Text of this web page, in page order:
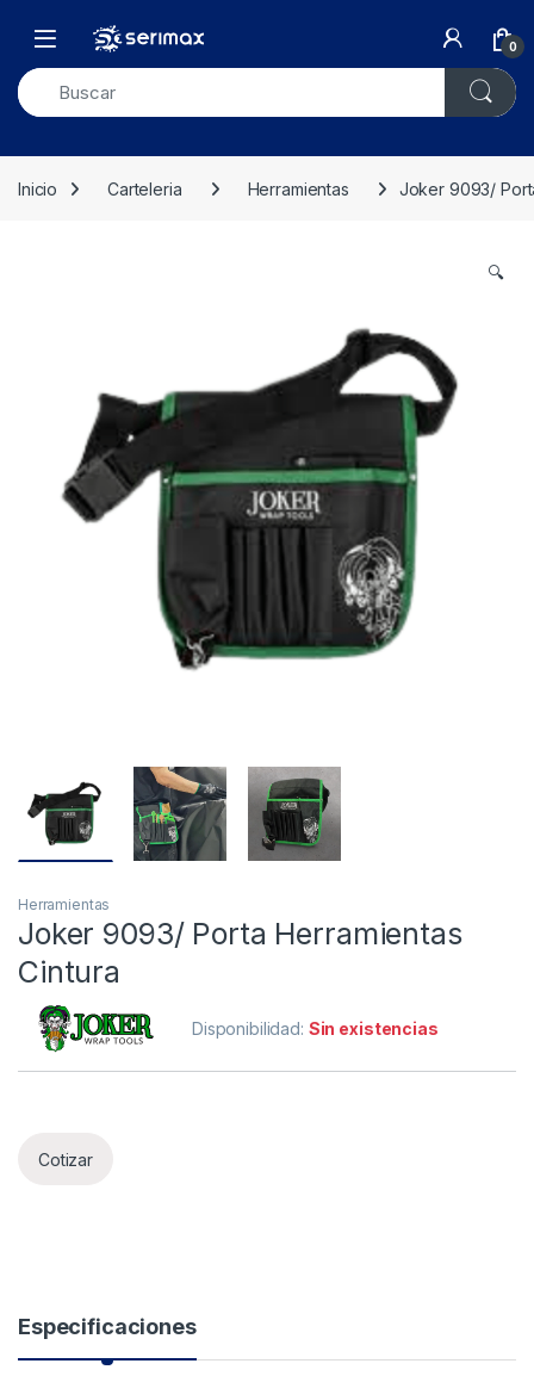
Open 0
Inicio Carteleria Herramientas Joker 9093/
🔍
Herramientas
Joker 9093/ Porta Herramientas
Cintura
Disponibilidad: Sin existencias
Cotizar
Especificaciones